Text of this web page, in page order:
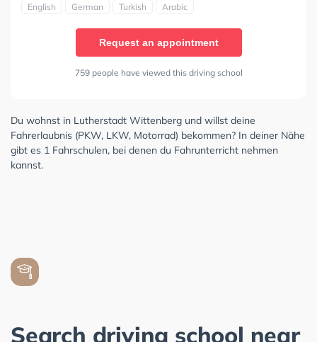
English German Turkish Arabic
Request an appointment
759 people have viewed this driving school
Du wohnst in Lutherstadt Wittenberg und willst deine
Fahrerlaubnis (PKW, LKW, Motorrad) bekommen? In deiner Nähe
gibt es 1 Fahrschulen, bei denen du Fahrunterricht nehmen
kannst.
Search driving school near